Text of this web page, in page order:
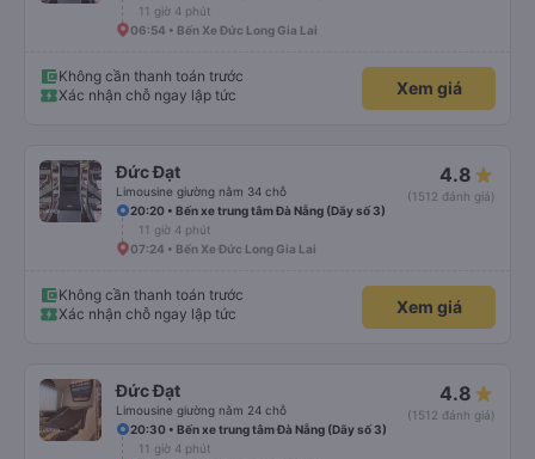
11 giờ 4 phút
06:54 • Bến Xe Đức Long Gia Lai
Không cần thanh toán trước
Xác nhận chỗ ngay lập tức
Xem giá
Đức Đạt
Limousine giường nằm 34 chỗ
4.8
(1512 đánh giá)
20:20 • Bến xe trung tâm Đà Nẵng (Dãy số 3)
11 giờ 4 phút
07:24 • Bến Xe Đức Long Gia Lai
Không cần thanh toán trước
Xác nhận chỗ ngay lập tức
Xem giá
Đức Đạt
Limousine giường nằm 24 chỗ
4.8
(1512 đánh giá)
20:30 • Bến xe trung tâm Đà Nẵng (Dãy số 3)
11 giờ 4 phút